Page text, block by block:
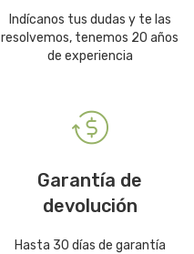
Indícanos tus dudas y te las
resolvemos, tenemos 20 años
de experiencia
Garantía de
devolución
Hasta 30 días de garantía